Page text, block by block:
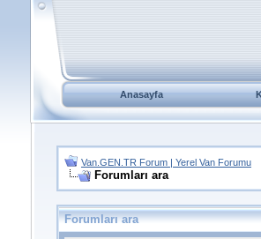
Anasayfa
Van.GEN.TR Forum | Yerel Van Forumu
Forumları ara
Forumları ara